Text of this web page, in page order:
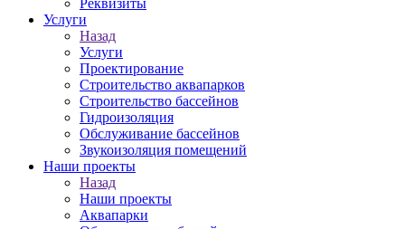
Реквизиты
Услуги
Назад
Услуги
Проектирование
Строительство аквапарков
Строительство бассейнов
Гидроизоляция
Обслуживание бассейнов
Звукоизоляция помещений
Наши проекты
Назад
Наши проекты
Аквапарки